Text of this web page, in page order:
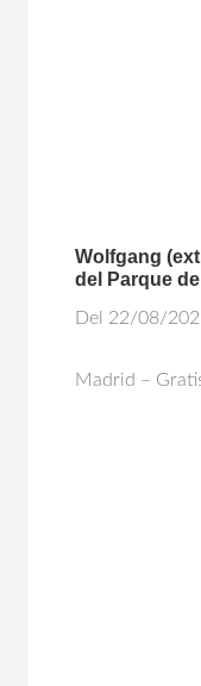
Wolfgang
del Parque
Del 22/08/
Madrid –